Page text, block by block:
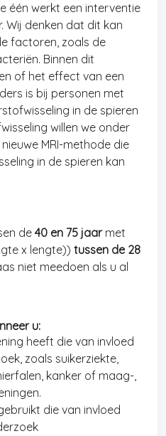
één werkt een interventie
Wij denken dat dit kan
factoren, zoals de
Binnen dit
of het effect van een
is bij personen met
in de spieren
willen we onder
MRI-methode die
in de spieren kan
de 40 en 75 jaarmet
x lengte)) tussen de 28
niet meedoen als u al
u:
heeft die van invloed
zoals suikerziekte,
kanker of maag-,
die van invloed